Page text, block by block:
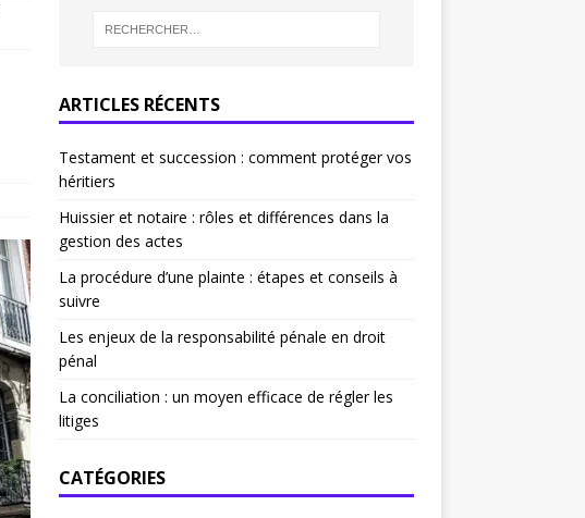
ARTICLES RÉCENTS
Testament et succession : comment protéger vos
héritiers
Huissier et notaire : rôles et différences dans la
gestion des actes
La procédure d’une plainte : étapes et conseils à
suivre
Les enjeux de la responsabilité pénale en droit
pénal
La conciliation : un moyen efficace de régler les
litiges
CATÉGORIES